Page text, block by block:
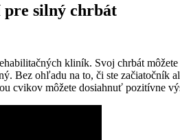
pre silný chrbát
kliník. Svoj chrbát
Bez ohľadu na to, či ste
cvikov môžete dosiahnuť pozitívne